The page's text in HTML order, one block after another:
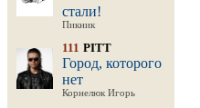
стали!
Пикник
111 PITT
Город, которого
нет
Корнелюк Игорь